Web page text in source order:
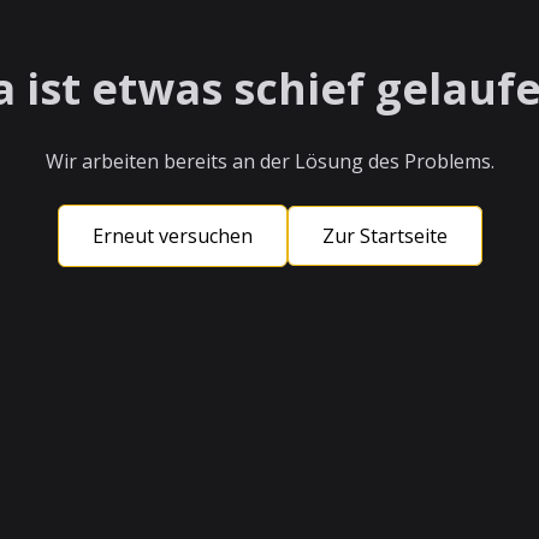
ist etwas schief
Wir arbeiten bereits an der Lösung des Problems.
Erneut versuchen Zur Startseite